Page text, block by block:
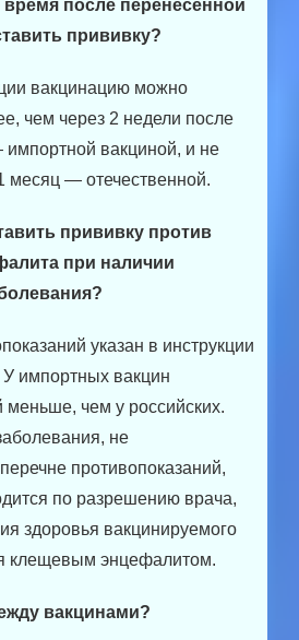
время после перенесенной
прививку?
вакцинацию можно
чем через 2 недели после
вакциной, и не
месяц — отечественной.
прививку против
при наличии
указан в инструкции
У импортных вакцин
меньше, чем у российских.
не
противопоказаний,
по разрешению врача,
здоровья вакцинируемого
клещевым энцефалитом.
вакцинами?